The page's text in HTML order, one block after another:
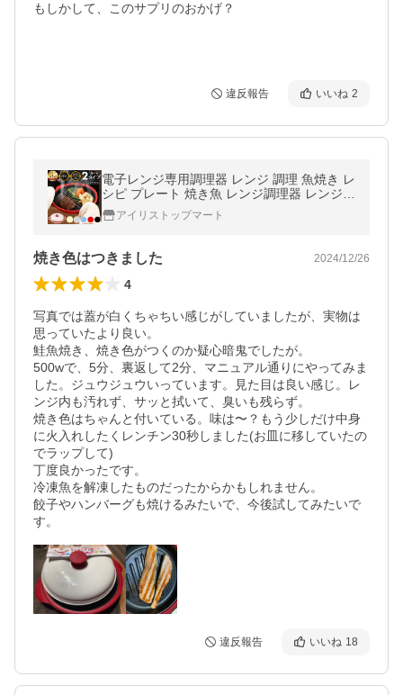
もしかして、このサプリのおかげ？
違反報告 いいね 2
電子レンジ専用調理器 レンジ 調理 魚焼き レ
シピ プレート 焼き魚 レンジ調理器 レンジで
焼き魚 時短 料理 焼き目 魚 器具 蒸し器
アイリストップマート
焼き色はつきました 2024/12/26
4
写真では蓋が白くちゃちい感じがしていましたが、実物は
思っていたより良い。
鮭魚焼き、焼き色がつくのか疑心暗鬼でしたが。
500wで、5分、裏返して2分、マニュアル通りにやってみま
した。ジュウジュウいっています。見た目は良い感じ。レ
ンジ内も汚れず、サッと拭いて、臭いも残らず。
焼き色はちゃんと付いている。味は〜？もう少しだけ中身
に火入れしたくレンチン30秒しました(お皿に移していたの
でラップして)
丁度良かったです。
冷凍魚を解凍したものだったからかもしれません。
餃子やハンバーグも焼けるみたいで、今後試してみたいで
違反報告 いいね 18